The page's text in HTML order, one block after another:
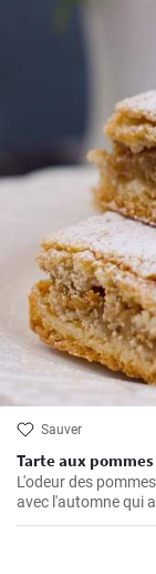
Sauver
Tarte aux
L'odeur des
avec l'automne qui